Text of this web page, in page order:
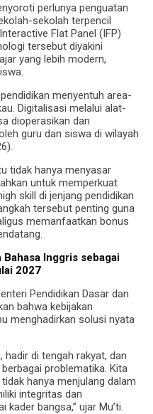
perlunya penguatan
sekolah terpencil
Flat Panel (IFP)
tersebut diyakini
yang lebih modern,
menyentuh area-
Digitalisasi melalui alat-
dioperasikan dan
guru dan siswa di wilayah
tidak hanya menyasar
untuk memperkuat
skill di jenjang pendidikan
tersebut penting guna
memanfaatkan bonus
Inggris sebagai
2027
Pendidikan Dasar dan
bahwa kebijakan
menghadirkan solusi nyata
hadir di tengah rakyat, dan
problematika. Kita
hanya menjulang dalam
integritas dan
bangsa,” ujar Mu’ti.